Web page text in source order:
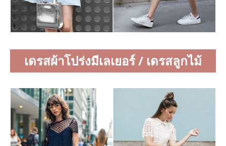
เดรสผ้าโปร่งมีเลเยอร์ / เดรสลูกไม้